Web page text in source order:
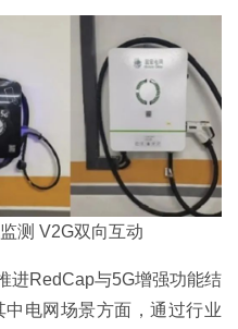
测 V2G双向互动
进RedCap与5G增强功能结
电网场景方面，通过行业